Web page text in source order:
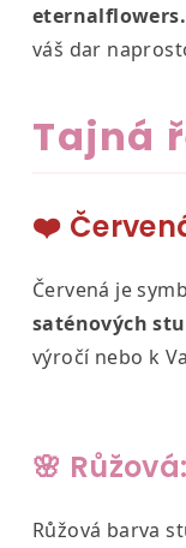
váš dar
Tajná
❤️
Červená je
saténových
výročí nebo k
🌸
Růžová barva